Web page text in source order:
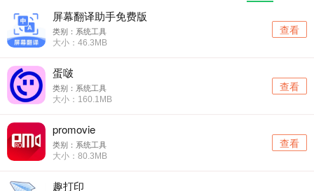
屏幕翻译助手免费版
类别：系统工具
大小：46.3MB
查看
蛋啵
类别：系统工具
大小：160.1MB
查看
promovie
类别：系统工具
大小：80.3MB
查看
趣打印